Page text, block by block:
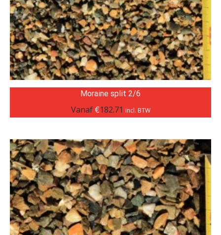
Moraine split 2/6
Vanaf €182.71 incl. BTW